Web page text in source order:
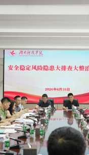
求意见座谈会（图）
年大会直播（图）
“七一”表彰大会（图）
工作会（图）
年毕业典礼暨学位授